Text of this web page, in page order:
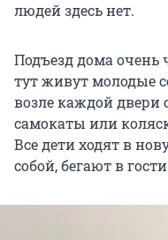
людей здесь нет.
Подъезд дома
тут живут молодые
возле каждой двери
самокаты или
Все дети ходят в
собой, бегают в